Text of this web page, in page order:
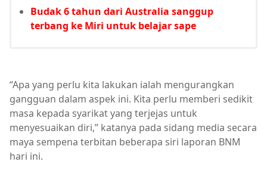
Budak 6 tahun dari Australia sanggup
terbang ke Miri untuk belajar sape
“Apa yang perlu kita lakukan ialah mengurangkan
gangguan dalam aspek ini. Kita perlu memberi sedikit
masa kepada syarikat yang terjejas untuk
menyesuaikan diri,” katanya pada sidang media secara
maya sempena terbitan beberapa siri laporan BNM
hari ini.